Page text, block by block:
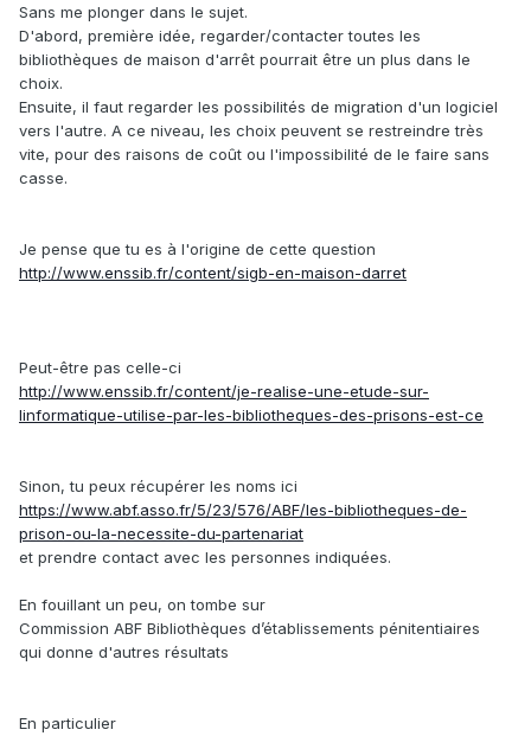
Sans me plonger dans le sujet.
D'abord, première idée, regarder/contacter toutes les
bibliothèques de maison d'arrêt pourrait être un plus dans le
choix.
Ensuite, il faut regarder les possibilités de migration d'un logiciel
vers l'autre. A ce niveau, les choix peuvent se restreindre très
vite, pour des raisons de coût ou l'impossibilité de le faire sans
casse.
Je pense que tu es à l'origine de cette question
http://www.enssib.fr/content/sigb-en-maison-darret
Peut-être pas celle-ci
http://www.enssib.fr/content/je-realise-une-etude-sur-
linformatique-utilise-par-les-bibliotheques-des-prisons-est-ce
Sinon, tu peux récupérer les noms ici
https://www.abf.asso.fr/5/23/576/ABF/les-bibliotheques-de-
prison-ou-la-necessite-du-partenariat
et prendre contact avec les personnes indiquées.
En fouillant un peu, on tombe sur
Commission ABF Bibliothèques d’établissements pénitentiaires
qui donne d'autres résultats
En particulier